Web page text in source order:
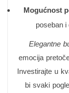
Mogućnost
poseban
Elegantne
emocija
Investirajte u
bi svaki